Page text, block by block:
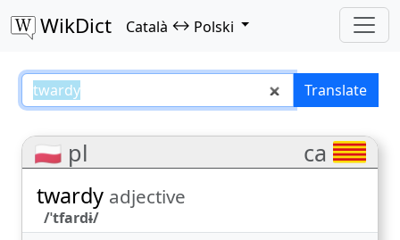
WikDict Català ↔ Polski
twardy – Català–Polski Translate
🇵🇱 pl ca
twardy adjective
/ˈtfardɨ/